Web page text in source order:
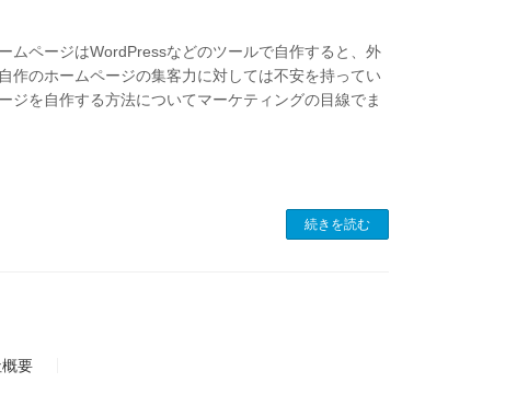
ムページはWordPressなどのツールで自作すると、外
作のホームページの集客力に対しては不安を持ってい
ジを自作する方法についてマーケティングの目線でま
続きを読む
要